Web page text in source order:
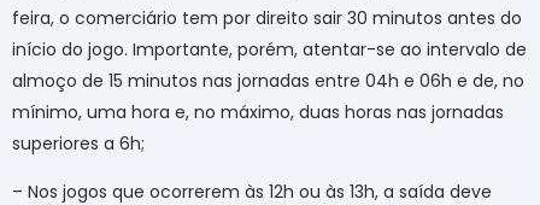
feira, o comerciário tem por direito sair 30 minutos antes do
início do jogo. Importante, porém, atentar-se ao intervalo de
almoço de 15 minutos nas jornadas entre 04h e 06h e de, no
mínimo, uma hora e, no máximo, duas horas nas jornadas
superiores a 6h;
– Nos jogos que ocorrerem às 12h ou às 13h, a saída deve